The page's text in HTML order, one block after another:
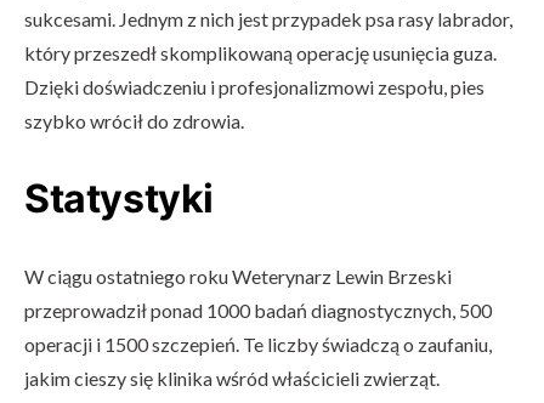
sukcesami. Jednym z nich jest przypadek psa rasy labrador,
który przeszedł skomplikowaną operację usunięcia guza.
Dzięki doświadczeniu i profesjonalizmowi zespołu, pies
szybko wrócił do zdrowia.
Statystyki
W ciągu ostatniego roku Weterynarz Lewin Brzeski
przeprowadził ponad 1000 badań diagnostycznych, 500
operacji i 1500 szczepień. Te liczby świadczą o zaufaniu,
jakim cieszy się klinika wśród właścicieli zwierząt.